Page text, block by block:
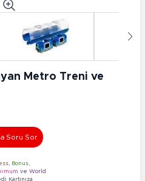
Metro Treni ve
Soru Sor
Bonus
ve World
Kartınıza